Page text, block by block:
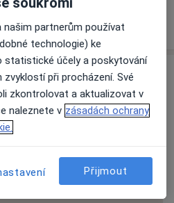
Víceo adrese
svůj názor
partnerům používat
technologie) ke
statistické účely a poskytování
zvyklostí při procházení. Své
zkontrolovat a aktualizovat v
naleznete v zásadách ochrany
Přijmout